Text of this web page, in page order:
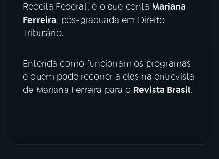
TikTok
Receita Federal", é o que conta Mariana
Ferreira, pós-graduada em Direito
Tributário.
Entenda como funcionam os programas
e quem pode recorrer a eles na entrevista
de Mariana Ferreira para o Revista Brasil.